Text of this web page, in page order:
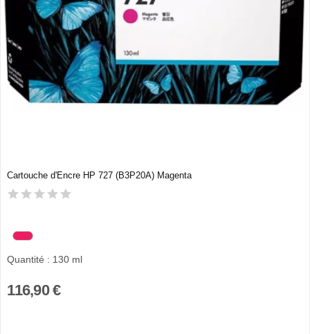
Cartouche d'Encre HP 727 (B3P20A) Magenta
Quantité : 130 ml
116,90 €